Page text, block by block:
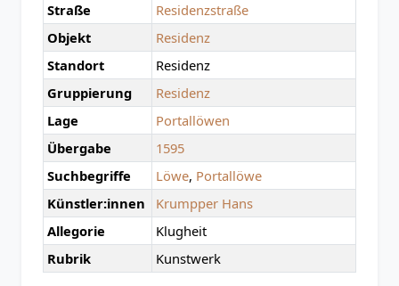
Straße
Residenzstraße
Objekt
Residenz
Standort
Residenz
Gruppierung
Residenz
Lage
Portallöwen
Übergabe
1595
Suchbegriffe
Löwe, Portallöwe
Künstler:innen
Krumpper Hans
Allegorie
Klugheit
Rubrik
Kunstwerk